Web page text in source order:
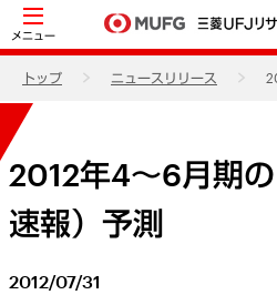
メニュー
トップ ニュースリリース
2012年4～6月期
速報）予測
2012/07/31